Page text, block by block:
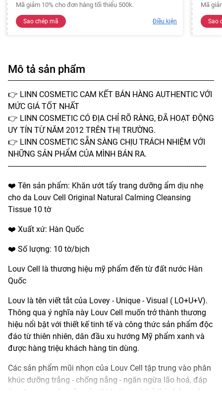
Mã giảm 10% cho đơn hàng tối thiểu 500k.
Sao chép mã Điều kiện
Mã
Sao
Mô tả sản phẩm
👉 LINN COSMETIC CAM KẾT BÁN HÀNG AUTHENTIC VỚI
MỨC GIÁ TỐT NHẤT
👉 LINN COSMETIC CÓ ĐỊA CHỈ RÕ RÀNG, ĐÃ HOẠT ĐỘNG
UY TÍN TỪ NĂM 2012 TRÊN THỊ TRƯỜNG.
👉 LINN COSMETIC SẴN SÀNG CHỊU TRÁCH NHIỆM VỚI
NHỮNG SẢN PHẨM CỦA MÌNH BÁN RA.
----------------------------------------------------------------------------------------------------
❤️ Tên sản phẩm: Khăn ướt tẩy trang dưỡng ẩm dịu nhẹ
cho da Louv Cell Original Natural Calming Cleansing
Tissue 10 tờ
❤️ Xuất xứ: Hàn Quốc
❤️ Số lượng: 10 tờ/bịch
Louv Cell là thương hiệu mỹ phẩm đến từ đất nước Hàn
Quốc
Louv là tên viết tắt của Lovey - Unique - Visual ( LO+U+V).
Thông qua ý nghĩa này Louv Cell muốn trở thành thương
hiệu nổi bật với thiết kế tinh tế và công thức sản phẩm độc
đáo từ thiên nhiên, dân đầu xu hướng Mỹ phẩm xanh và
được hàng triệu khách hàng tin dùng.
Các sản phẩm mũi nhọn của Louv Cell tập trung vào phân
khúc dưỡng trắng - chống nắng - ngăn ngừa lão hoá, đáp
ứng trọn vẹn nhu cầu của thị trường và trở thành brand